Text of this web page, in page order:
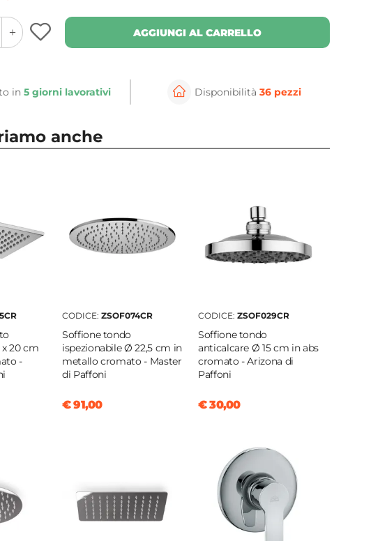
quantity
minus
button
AGGIUNGI AL CARRELLO
in5 giorni lavorativi Disponibilità 36 pezzi
anche
20 cm
-
CODICE: ZSOF074CR
Soffione tondo
ispezionabile Ø 22,5 cm in
metallo cromato - Master
di Paffoni
€ 91,00
CODICE: ZSOF029CR
Soffione tondo
anticalcare Ø 15 cm in abs
cromato - Arizona di
Paffoni
€ 30,00